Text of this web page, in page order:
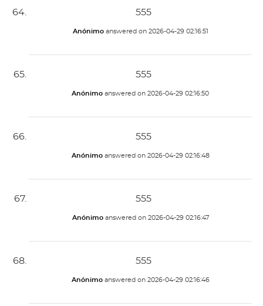
555
Anónimoanswered on 2026-04-29 02:16:51
555
Anónimo answered on 2026-04-29 02:16:50
555
Anónimoanswered on 2026-04-29 02:16:48
555
Anónimoanswered on 2026-04-29 02:16:47
555
Anónimoanswered on 2026-04-29 02:16:46